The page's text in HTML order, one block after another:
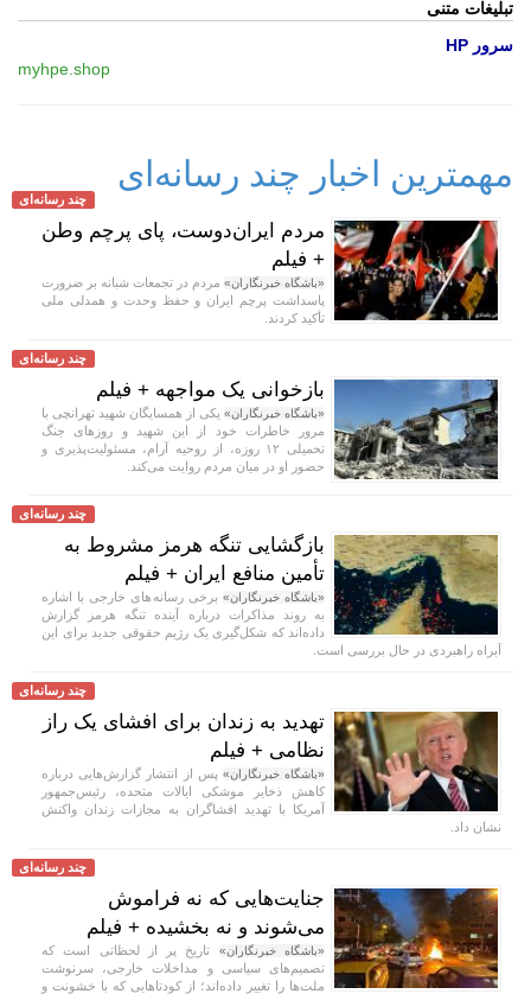
تبلیغات متنی
سرور HP
myhpe.shop
مهمترین اخبار چند رسانه‌ای
چند رسانه‌ای
مردم ایران‌دوست، پای پرچم وطن
+ فیلم
«باشگاه خبرنگاران» مردم در تجمعات شبانه بر ضرورت
پاسداشت پرچم ایران و حفظ وحدت و همدلی ملی
تأکید کردند.
چند رسانه‌ای
بازخوانی یک مواجهه + فیلم
«باشگاه خبرنگاران» یکی از همسایگان شهید تهرانچی با
مرور خاطرات خود از این شهید و روز‌های جنگ
تحمیلی ۱۲ روزه، از روحیه آرام، مسئولیت‌پذیری و
حضور او در میان مردم روایت می‌کند.
چند رسانه‌ای
بازگشایی تنگه هرمز مشروط به
تأمین منافع ایران + فیلم
«باشگاه خبرنگاران» برخی رسانه‌های خارجی با اشاره
به روند مذاکرات درباره آینده تنگه هرمز گزارش
داده‌اند که شکل‌گیری یک رژیم حقوقی جدید برای این
آبراه راهبردی در حال بررسی است.
چند رسانه‌ای
تهدید به زندان برای افشای یک راز
نظامی + فیلم
«باشگاه خبرنگاران» پس از انتشار گزارش‌هایی درباره
کاهش ذخایر موشکی ایالات متحده، رئیس‌جمهور
آمریکا با تهدید افشاگران به مجازات زندان واکنش
نشان داد.
چند رسانه‌ای
جنایت‌هایی که نه فراموش
می‌شوند و نه بخشیده + فیلم
«باشگاه خبرنگاران» تاریخ پر از لحظاتی است که
تصمیم‌های سیاسی و مداخلات خارجی، سرنوشت
ملت‌ها را تغییر داده‌اند؛ از کودتا‌هایی که با خشونت و